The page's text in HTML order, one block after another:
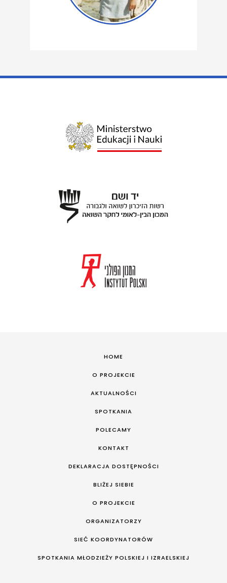
HOME
O PROJEKCIE
AKTUALNOŚCI
SPOTKANIA
POLECAMY
KONTAKT
DEKLARACJA DOSTĘPNOŚCI
BLIŻEJ SIEBIE
O PROJEKCIE
ORGANIZATORZY
SIEĆ KOORDYNATORÓW
SPOTKANIA MŁODZIEŻY POLSKIEJ I IZRAELSKIEJ